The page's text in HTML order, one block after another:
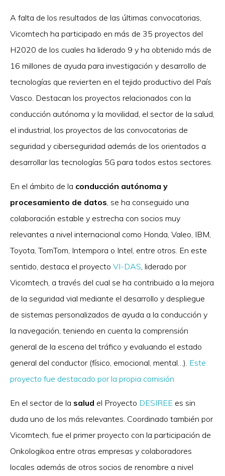
A falta de los resultados de las últimas convocatorias,
Vicomtech ha participado en más de 35 proyectos del
H2020 de los cuales ha liderado 9 y ha obtenido más de
16 millones de ayuda para investigación y desarrollo de
tecnologías que revierten en el tejido productivo del País
Vasco. Destacan los proyectos relacionados con la
conducción autónoma y la movilidad, el sector de la salud,
el industrial, los proyectos de las convocatorias de
seguridad y ciberseguridad además de los orientados a
desarrollar las tecnologías 5G para todos estos sectores.
En el ámbito de la conducción autónoma y
procesamiento de datos, se ha conseguido una
colaboración estable y estrecha con socios muy
relevantes a nivel internacional como Honda, Valeo, IBM,
Toyota, TomTom, Intempora o Intel, entre otros. En este
sentido, destaca el proyecto VI-DAS, liderado por
Vicomtech, a través del cual se ha contribuido a la mejora
de la seguridad vial mediante el desarrollo y despliegue
de sistemas personalizados de ayuda a la conducción y
la navegación, teniendo en cuenta la comprensión
general de la escena del tráfico y evaluando el estado
general del conductor (físico, emocional, mental…). Este
proyecto fue destacado por la propia comisión
En el sector de la salud el Proyecto DESIREE es sin
duda uno de los más relevantes. Coordinado también por
Vicomtech, fue el primer proyecto con la participación de
Onkologikoa entre otras empresas y colaboradores
locales además de otros socios de renombre a nivel